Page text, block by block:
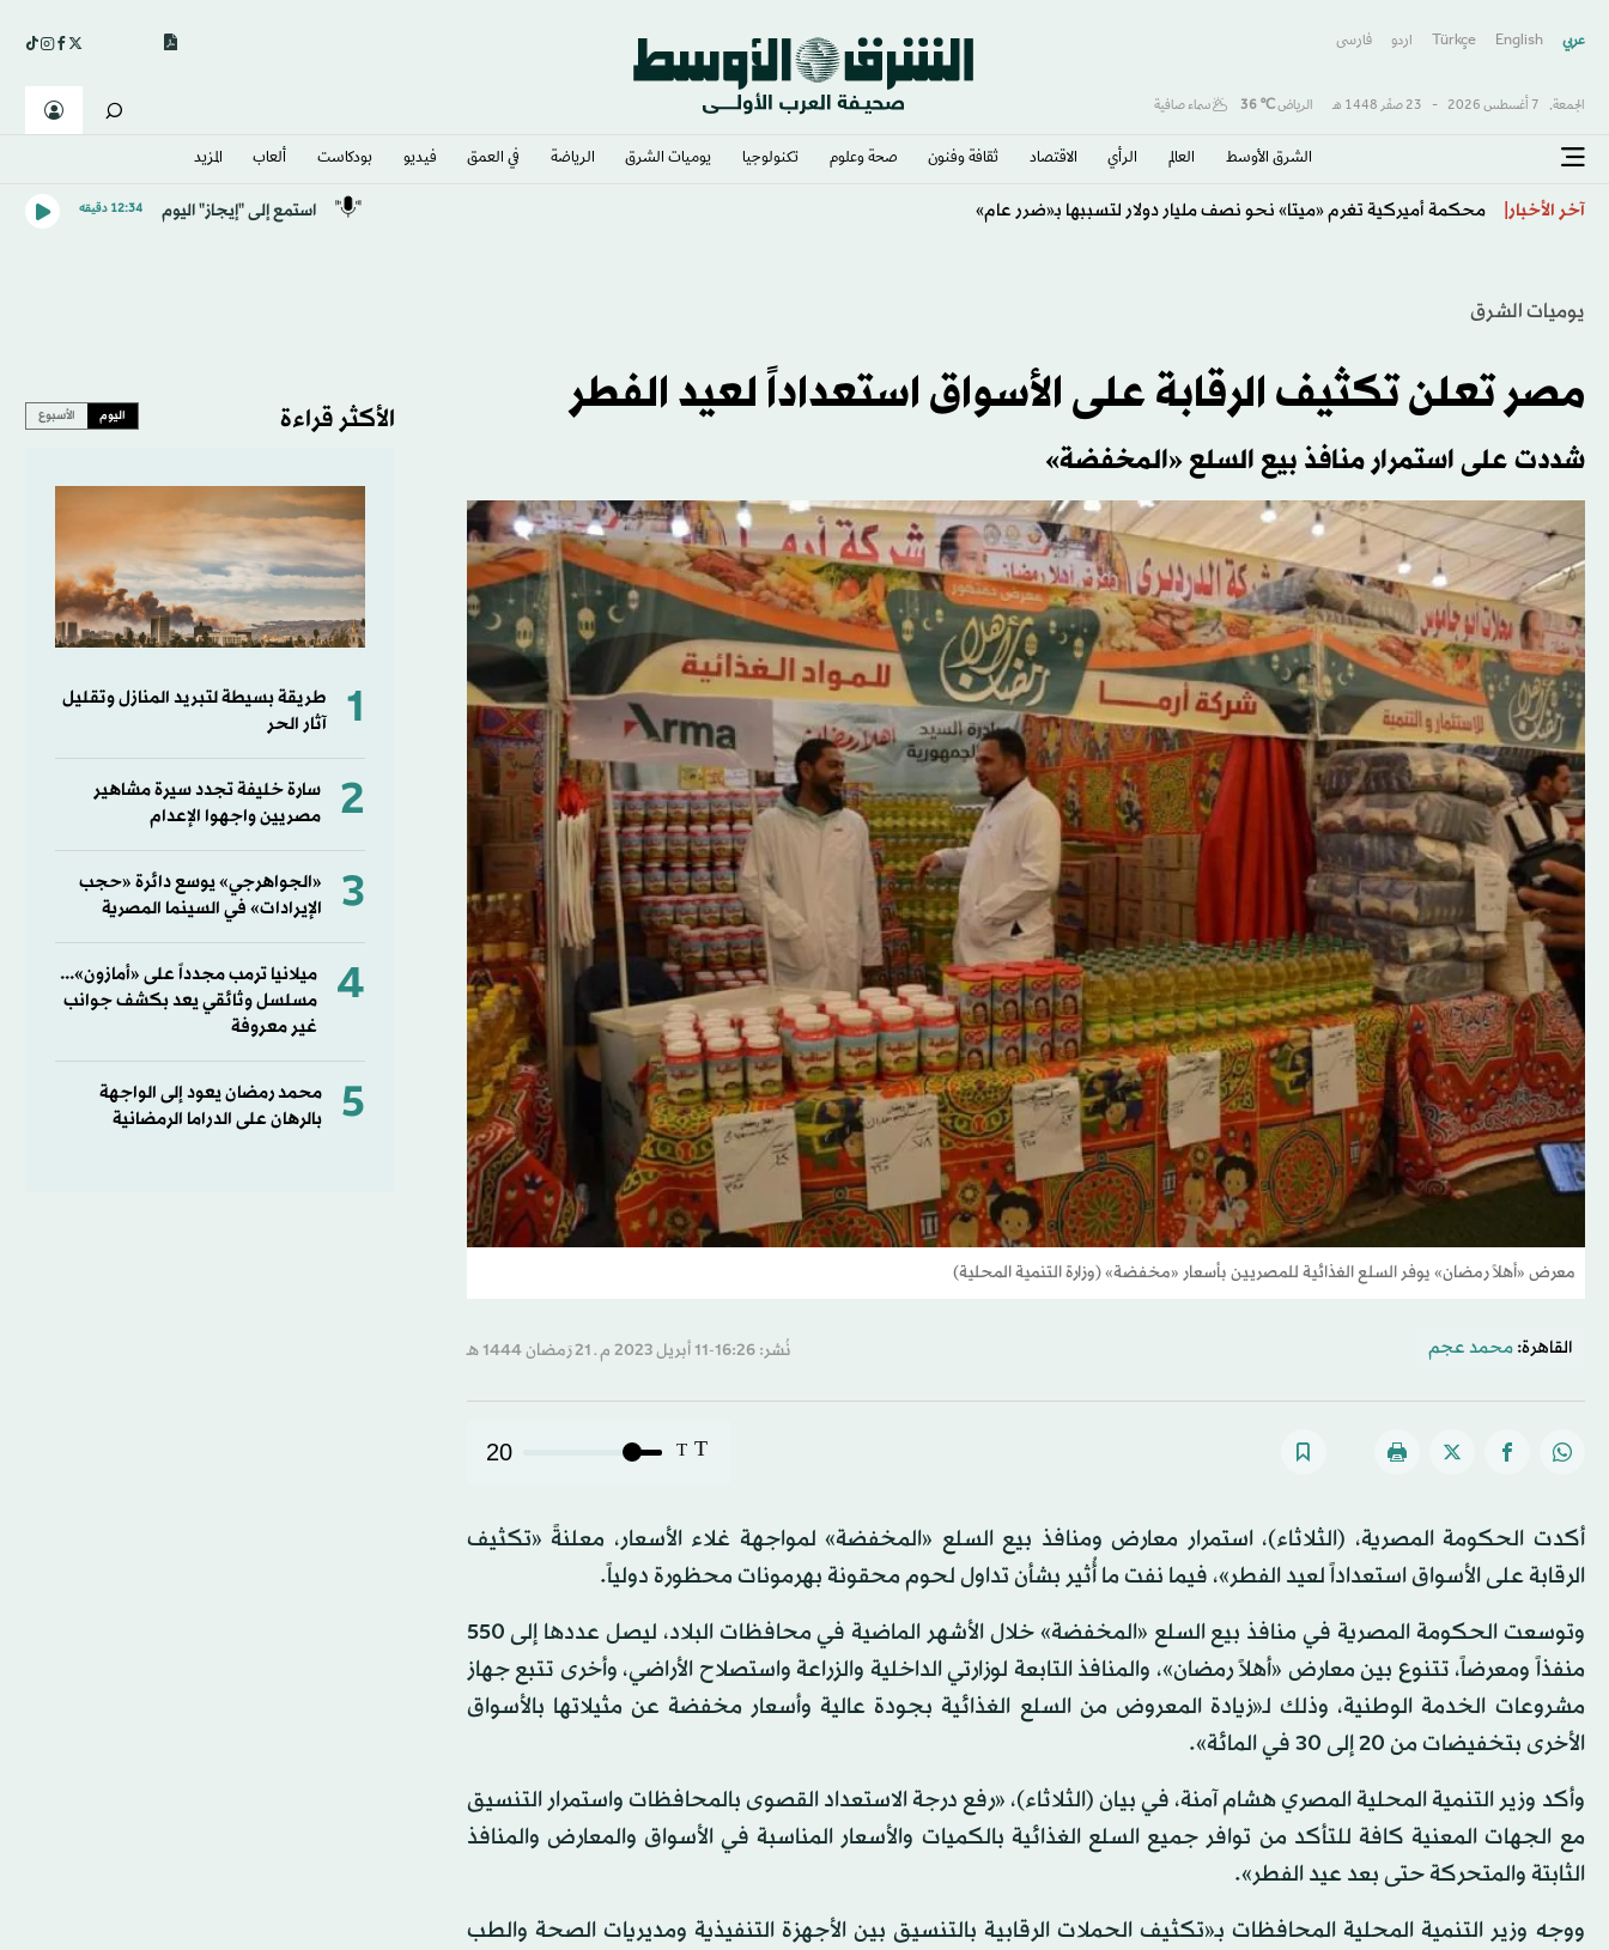
عربي English
Türkçe اردو فارسى
الجمعة, 7 أغسطس 2026 - 23 صفَر 1448 هـ الرياض℃
36 سماء صافية
الشرق الأوسط​ العالم الرأي الاقتصاد ثقافة وفنون صحة وعلوم تكنولوجيا يوميات الشرق​ الرياضة في العمق فيديو بودكاست ألعاب المزيد
آخر الأخبار تفشي الكوليرا في تشاد يودي بحياة 13 شخصا استمع إلى "إيجاز" اليوم 12:34 دقيقه
يوميات الشرق
مصر تعلن تكثيف الرقابة على الأسواق استعداداً لعيد الفطر
شددت على استمرار منافذ بيع السلع «المخفضة»
معرض «أهلاً رمضان» يوفر السلع الغذائية للمصريين بأسعار «مخفضة» (وزارة التنمية المحلية)
القاهرة: محمد عجم نُشر: 16:26-11 أبريل 2023 م ـ 21 رَمضان 1444 هـ
T
T
20
أكدت الحكومة المصرية، (الثلاثاء)، استمرار معارض ومنافذ بيع السلع «المخفضة» لمواجهة غلاء الأسعار، معلنةً «تكثيف
الرقابة على الأسواق استعداداً لعيد الفطر»، فيما نفت ما أُثير بشأن تداول لحوم محقونة بهرمونات محظورة دولياً.
وتوسعت الحكومة المصرية في منافذ بيع السلع «المخفضة» خلال الأشهر الماضية في محافظات البلاد، ليصل عددها إلى 550
منفذاً ومعرضاً، تتنوع بين معارض «أهلاً رمضان»، والمنافذ التابعة لوزارتي الداخلية والزراعة واستصلاح الأراضي، وأخرى تتبع جهاز
مشروعات الخدمة الوطنية، وذلك لـ«زيادة المعروض من السلع الغذائية بجودة عالية وأسعار مخفضة عن مثيلاتها بالأسواق
الأخرى بتخفيضات من 20 إلى 30 في المائة».
وأكد وزير التنمية المحلية المصري هشام آمنة، في بيان (الثلاثاء)، «رفع درجة الاستعداد القصوى بالمحافظات واستمرار التنسيق
مع الجهات المعنية كافة للتأكد من توافر جميع السلع الغذائية بالكميات والأسعار المناسبة في الأسواق والمعارض والمنافذ
الثابتة والمتحركة حتى بعد عيد الفطر».
ووجه وزير التنمية المحلية المحافظات بـ«تكثيف الحملات الرقابية بالتنسيق بين الأجهزة التنفيذية ومديريات الصحة والطب
الأكثر قراءة اليوم الأسبوع
1
طريقة بسيطة لتبريد المنازل وتقليل
آثار الحر
2
سارة خليفة تجدد سيرة مشاهير
مصريين واجهوا الإعدام
3
«الجواهرجي» يوسع دائرة «حجب
الإيرادات» في السينما المصرية
4
ميلانيا ترمب مجدداً على «أمازون»...
مسلسل وثائقي يعد بكشف جوانب
غير معروفة
5
محمد رمضان يعود إلى الواجهة
بالرهان على الدراما الرمضانية